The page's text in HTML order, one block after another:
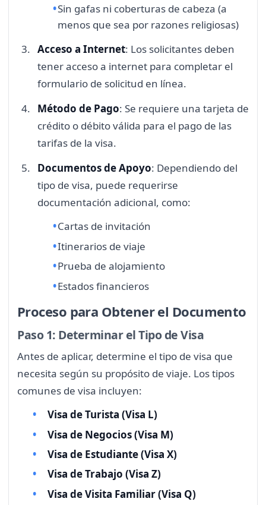
Sin gafas ni coberturas de cabeza (a
menos que sea por razones religiosas)
Acceso a Internet: Los solicitantes deben
tener acceso a internet para completar el
formulario de solicitud en línea.
Método de Pago: Se requiere una tarjeta de
crédito o débito válida para el pago de las
tarifas de la visa.
Documentos de Apoyo: Dependiendo del
tipo de visa, puede requerirse
documentación adicional, como:
Cartas de invitación
Itinerarios de viaje
Prueba de alojamiento
Estados financieros
Proceso para Obtener el Documento
Paso 1: Determinar el Tipo de Visa
Antes de aplicar, determine el tipo de visa que
necesita según su propósito de viaje. Los tipos
comunes de visa incluyen:
Visa de Turista (Visa L)
Visa de Negocios (Visa M)
Visa de Estudiante (Visa X)
Visa de Trabajo (Visa Z)
Visa de Visita Familiar (Visa Q)